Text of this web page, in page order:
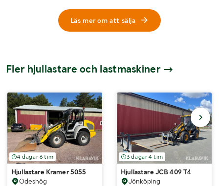
Läs mer om att sälja
Fler hjullastare och lastmaskiner
4 dagar 6 tim
Hjullastare Kramer 5055
Ödeshög
3 dagar 4 tim
Hjullastare JCB 409 T4
Jönköping